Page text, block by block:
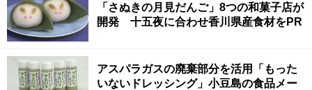
「さぬきの月見だんご」8つの和菓子店が
開発 十五夜に合わせ香川県産食材をPR
アスパラガスの廃棄部分を活用「もった
いないドレッシング」小豆島の食品メー